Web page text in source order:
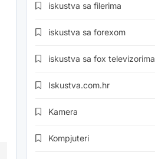
iskustva sa filerima
iskustva sa forexom
iskustva sa fox televizorima
Iskustva.com.hr
Kamera
Kompjuteri